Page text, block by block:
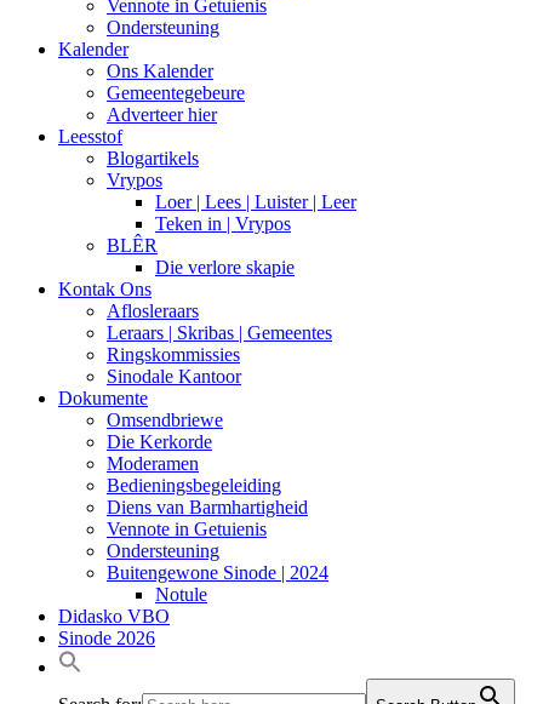
Vennote in Getuienis
Ondersteuning
Kalender
Ons Kalender
Gemeentegebeure
Adverteer hier
Leesstof
Blogartikels
Vrypos
Loer | Lees | Luister | Leer
Teken in | Vrypos
BLÊR
Die verlore skapie
Kontak Ons
Aflosleraars
Leraars | Skribas | Gemeentes
Ringskommissies
Sinodale Kantoor
Dokumente
Omsendbriewe
Die Kerkorde
Moderamen
Bedieningsbegeleiding
Diens van Barmhartigheid
Vennote in Getuienis
Ondersteuning
Buitengewone Sinode | 2024
Notule
Didasko VBO
Sinode 2026